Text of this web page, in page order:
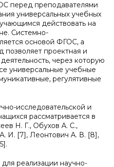
перед преподавателями
универсальных учебных
действовать на
Системно-
основой ФГОС, а
позволяет проектная и
через которую
универсальные учебные
регулятивные
исследовательской и
рассматривается в
Н. Г., Обухов А. С.,
И. [7], Леонтович А. В. [8],
реализации научно-